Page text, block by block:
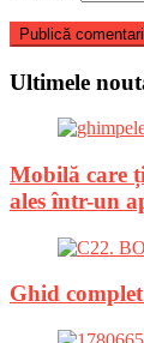
Ultimele
Mobilă care
ales într-un
Ghid